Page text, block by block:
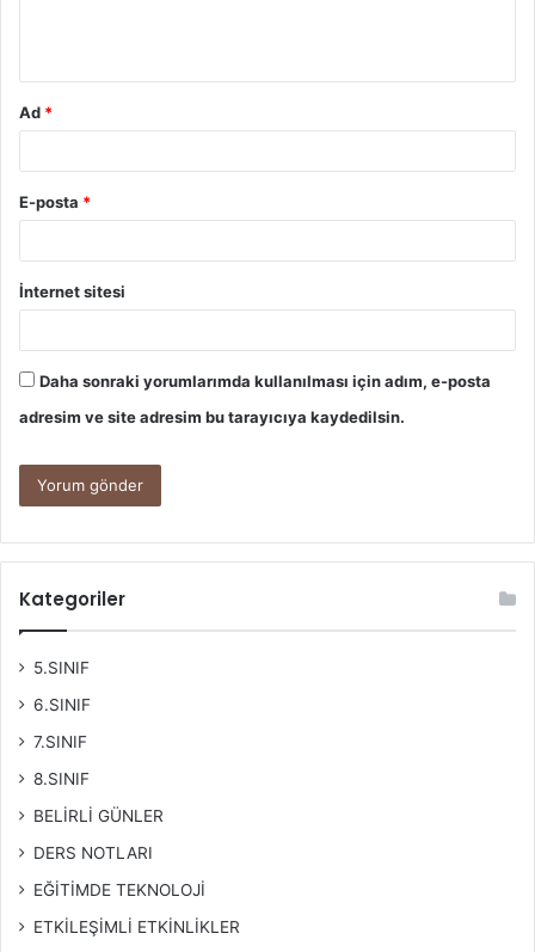
Ad *
E-posta *
İnternet sitesi
Daha sonraki yorumlarımda kullanılması için adım, e-posta
adresim ve site adresim bu tarayıcıya kaydedilsin.
Kategoriler
5.SINIF
6.SINIF
7.SINIF
8.SINIF
BELİRLİ GÜNLER
DERS NOTLARI
EĞİTİMDE TEKNOLOJİ
ETKİLEŞİMLİ ETKİNLİKLER